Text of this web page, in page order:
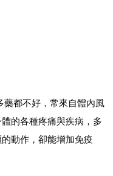
的各種疼痛與疾病，多
動作，卻能增加免疫